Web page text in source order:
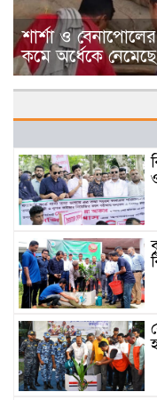
শার্শা ও
কমে অর্ধেকে নেমেছে